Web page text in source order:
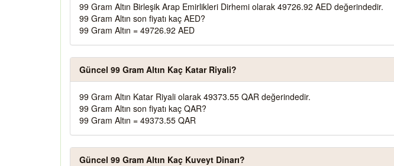
99 Gram Altın Birleşik Arap Emirlikleri Dirhemi olarak 49726.92 AED değerindedir.
99 Gram Altın son fiyatı kaç AED?
99 Gram Altın = 49726.92 AED
Güncel 99 Gram Altın Kaç Katar Riyali?
99 Gram Altın Katar Riyali olarak 49373.55 QAR değerindedir.
99 Gram Altın son fiyatı kaç QAR?
99 Gram Altın = 49373.55 QAR
Güncel 99 Gram Altın Kaç Kuveyt Dinarı?